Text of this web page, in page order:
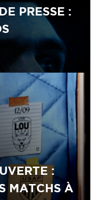
PRESSE :
:
MATCHS À